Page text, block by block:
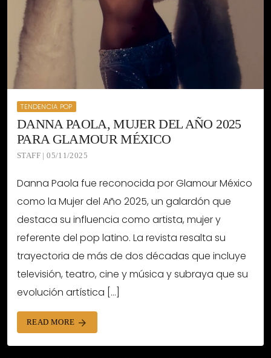
TENDENCIA POP
DANNA PAOLA, MUJER DEL AÑO 2025
PARA GLAMOUR MÉXICO
STAFF | 05/11/2025
Danna Paola fue reconocida por Glamour México
como la Mujer del Año 2025, un galardón que
destaca su influencia como artista, mujer y
referente del pop latino. La revista resalta su
trayectoria de más de dos décadas que incluye
televisión, teatro, cine y música y subraya que su
evolución artística […]
READ MORE arrow_forward